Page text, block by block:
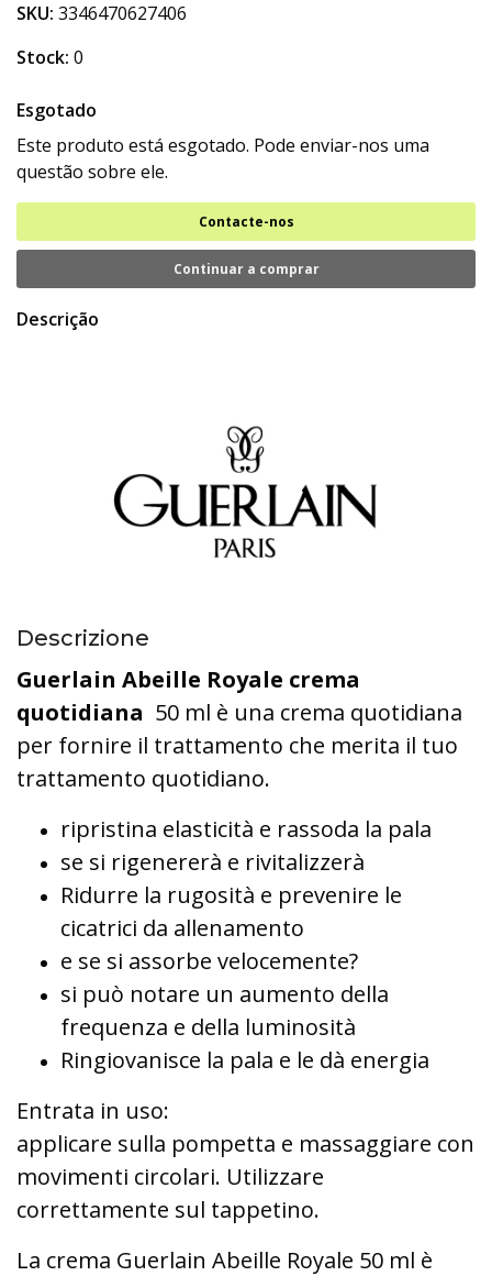
SKU: 3346470627406
Stock: 0
Esgotado
Este produto está esgotado. Pode enviar-nos uma
questão sobre ele.
Contacte-nos
Continuar a comprar
Descrição
Descrizione
Guerlain Abeille Royale crema
quotidiana 50 ml è una crema quotidiana
per fornire il trattamento che merita il tuo
trattamento quotidiano.
ripristina elasticità e rassoda la pala
se si rigenererà e rivitalizzerà
Ridurre la rugosità e prevenire le
cicatrici da allenamento
e se si assorbe velocemente?
si può notare un aumento della
frequenza e della luminosità
Ringiovanisce la pala e le dà energia
Entrata in uso:
applicare sulla pompetta e massaggiare con
movimenti circolari. Utilizzare
correttamente sul tappetino.
La crema Guerlain Abeille Royale 50 ml è